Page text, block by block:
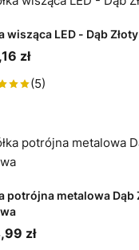
wisząca LED - Dąb Złoty
zł
(5)
potrójna metalowa Dąb
zł